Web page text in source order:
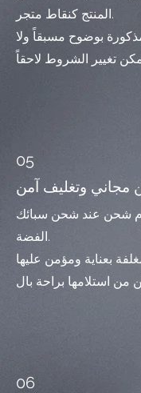
المنتج كنقاط متجر.
بوضوح مسبقاً ولا
05
وتغليف آمن
شحن عند شحن سبائك
الفضة.
بعناية ومؤمن عليها
06